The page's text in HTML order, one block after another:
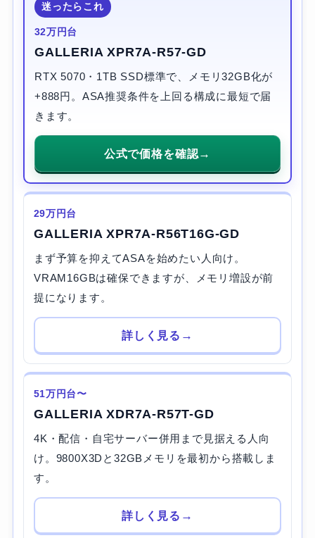
29万円台
GALLERIA XPR7A-R56T16G-GD
まず予算を抑えてASAを始めたい人向け。
VRAM16GBは確保できますが、メモリ増設が前
提になります。
詳しく見る
迷ったらこれ
32万円台
GALLERIA XPR7A-R57-GD
RTX 5070・1TB SSD標準で、メモリ32GB化が
+888円。ASA推奨条件を上回る構成に最短で届
きます。
公式で価格を確認
51万円台〜
GALLERIA XDR7A-R57T-GD
4K・配信・自宅サーバー併用まで見据える人向
け。9800X3Dと32GBメモリを最初から搭載しま
す。
詳しく見る